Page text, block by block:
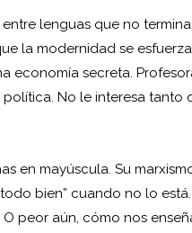
lenguas que no
la modernidad se
economía secreta.
No le interesa tanto
en mayúscula. Su
bien” cuando no lo
peor aún, cómo nos